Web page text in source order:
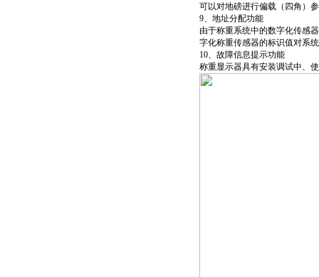
可以对地磅进行偏载（四角）
9、地址分配功能
由于称重系统中的数字化传感
字化称重传感器的标识值对系
10、故障信息提示功能
称重显示器具有安装调试中、